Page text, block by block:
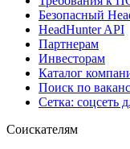
Безопасный
HeadHunter API
Партнерам
Инвесторам
Каталог
Поиск по
Сетка: соцсеть
Соискателям